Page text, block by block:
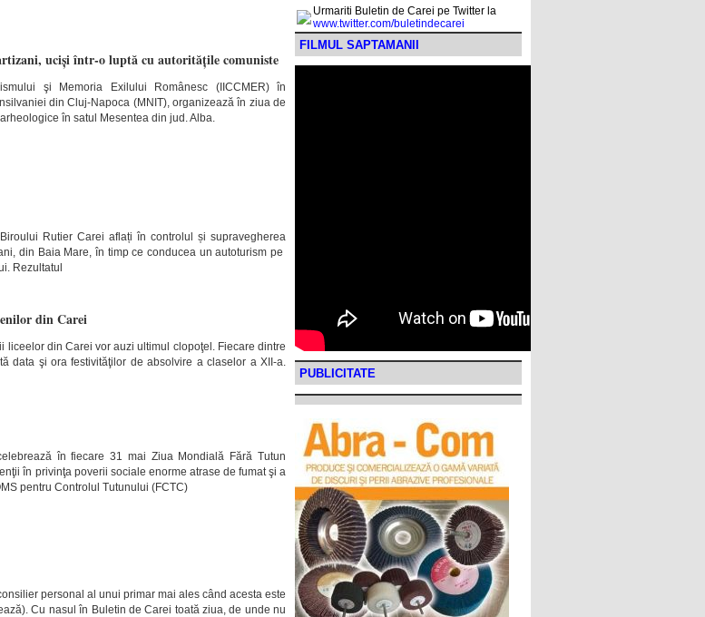
uciși într-o luptă cu autoritățile comuniste
şi Memoria Exilului Românesc (IICCMER) în
din Cluj-Napoca (MNIT), organizează în ziua de
în satul Mesentea din jud. Alba.
Rutier Carei aflați în controlul și supravegherea
din Baia Mare, în timp ce conducea un autoturism pe
Rezultatul
din Carei
liceelor din Carei vor auzi ultimul clopoţel. Fiecare dintre
data şi ora festivităţilor de absolvire a claselor a XII-a.
în fiecare 31 mai Ziua Mondială Fără Tutun
în privinţa poverii sociale enorme atrase de fumat şi a
pentru Controlul Tutunului (FCTC)
personal al unui primar mai ales când acesta este
Cu nasul în Buletin de Carei toată ziua, de unde nu
Urmariti Buletin de Carei pe Twitter la
www.twitter.com/buletindecarei
FILMUL SAPTAMANII
PUBLICITATE